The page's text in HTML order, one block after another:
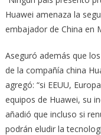
Huawei amenaza la
embajador de China en
Aseguró además que
de la compañía china
agregó: “si EEUU,
equipos de Huawei, su
añadió que incluso si
podrán eludir la